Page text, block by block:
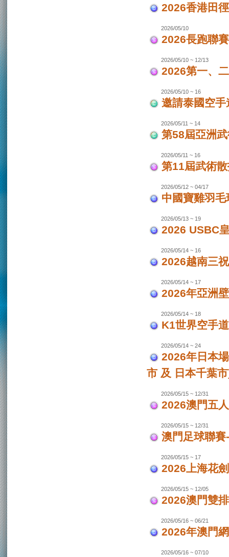
2026香港田
2026/05/10
2026長跑聯
2026/05/10 ~ 12/13
2026第一、
2026/05/10 ~ 16
邀請泰國空
2026/05/11 ~ 14
第58屆亞洲
2026/05/11 ~ 16
第11屆武術
2026/05/12 ~ 04/17
中國寶雞羽
2026/05/13 ~ 19
2026 USBC
2026/05/14 ~ 16
2026越南三
2026/05/14 ~ 17
2026年亞洲
2026/05/14 ~ 18
K1世界空手
2026/05/14 ~ 24
2026年日本
市 及 日本千葉
2026/05/15 ~ 12/31
2026澳門五
2026/05/15 ~ 12/31
澳門足球聯
2026/05/15 ~ 17
2026上海花
2026/05/15 ~ 12/05
2026澳門雙
2026/05/16 ~ 06/21
2026年澳門
2026/05/16 ~ 07/10